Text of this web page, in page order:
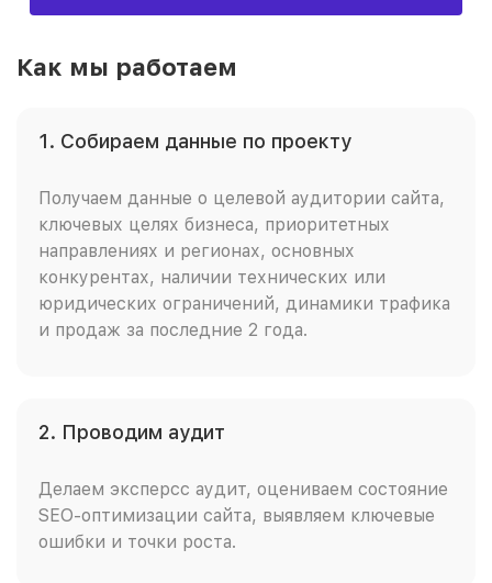
Как мы работаем
1. Собираем данные по проекту
Получаем данные о целевой аудитории сайта,
ключевых целях бизнеса, приоритетных
направлениях и регионах, основных
конкурентах, наличии технических или
юридических ограничений, динамики трафика
и продаж за последние 2 года.
2. Проводим аудит
Делаем эксперсс аудит, оцениваем состояние
SEO-оптимизации сайта, выявляем ключевые
ошибки и точки роста.